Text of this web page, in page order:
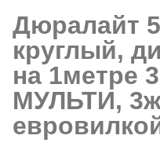
Дюралайт
круглый,
на 1метре
МУЛЬТИ,